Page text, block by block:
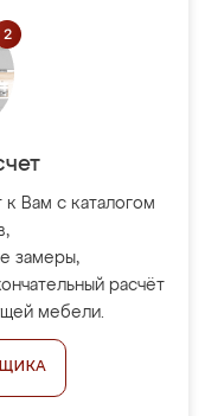
Вам с каталогом
замеры,
расчёт
мебели.